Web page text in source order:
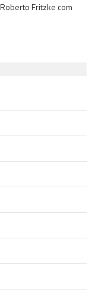
Fritzke com